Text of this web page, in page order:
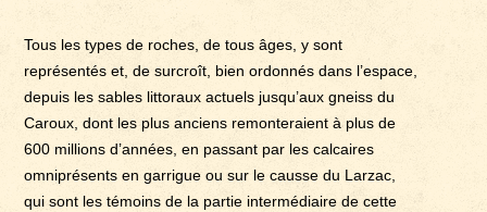
Tous les types de roches, de tous âges, y sont
représentés et, de surcroît, bien ordonnés dans l’espace,
depuis les sables littoraux actuels jusqu’aux gneiss du
Caroux, dont les plus anciens remonteraient à plus de
600 millions d’années, en passant par les calcaires
omniprésents en garrigue ou sur le causse du Larzac,
qui sont les témoins de la partie intermédiaire de cette